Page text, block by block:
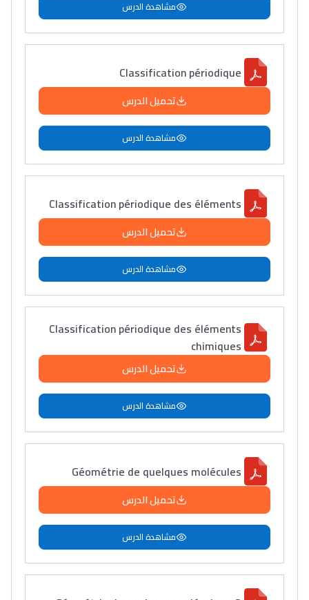
Lycée Maroc
التعليم الثانوي التأهيلي
Collège au Maroc
التعليم الثانوي الإعدادي
Post-Bac
Interviews/Vidéos
+ de 89 Interviews/Vidéos
دليل المهن
دليل التوجيه
التوجيه بالثانوي و الإعدادي
Ki Derti Liha
باش تقدر تساعد الناس
مشاهدة الدرس
Classification périodique
تحميل الدرس
مشاهدة الدرس
Classification périodique des éléments
تحميل الدرس
مشاهدة الدرس
Classification périodique des éléments
chimiques
تحميل الدرس
مشاهدة الدرس
Géométrie de quelques molécules
تحميل الدرس
مشاهدة الدرس